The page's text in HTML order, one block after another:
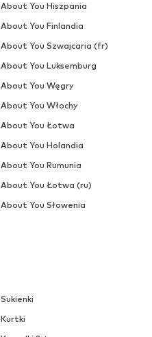
Sukienki
Kurtki
About You Hiszpania
About You Finlandia
About You Szwajcaria (fr)
About You Luksemburg
About You Węgry
About You Włochy
About You Łotwa
About You Holandia
About You Rumunia
About You Łotwa (ru)
About You Słowenia